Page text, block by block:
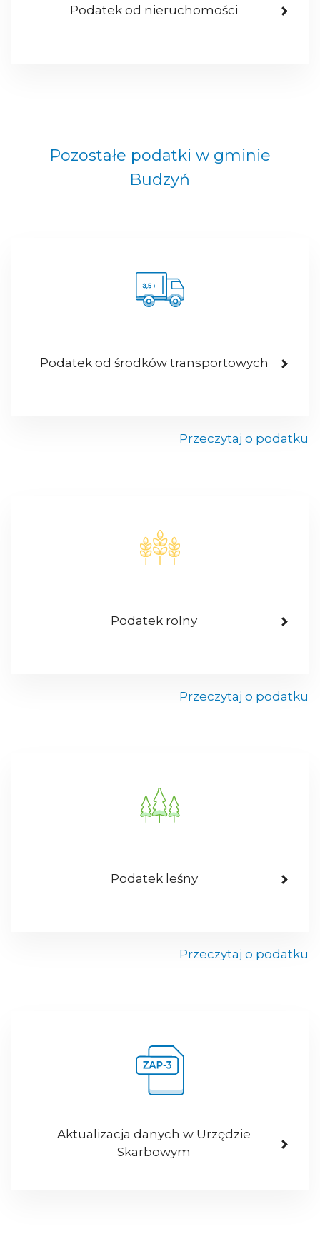
Podatek od nieruchomości
Pozostałe podatki w gminie
Budzyń
Podatek od środków transportowych
Przeczytaj o podatku
Podatek rolny
Przeczytaj o podatku
Podatek leśny
Przeczytaj o podatku
Aktualizacja danych w Urzędzie
Skarbowym